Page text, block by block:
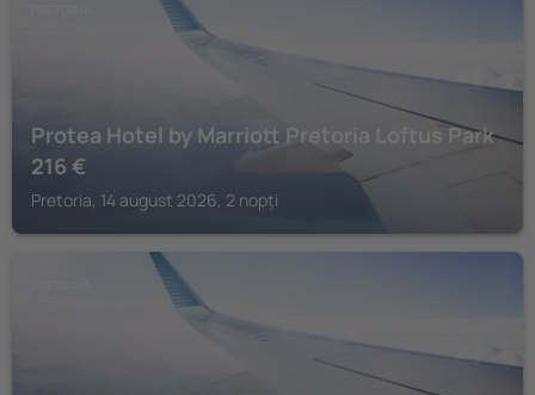
Protea Hotel by Marriott Pretoria Loftus Park
216 €
Pretoria, 14 august 2026, 2 nopți